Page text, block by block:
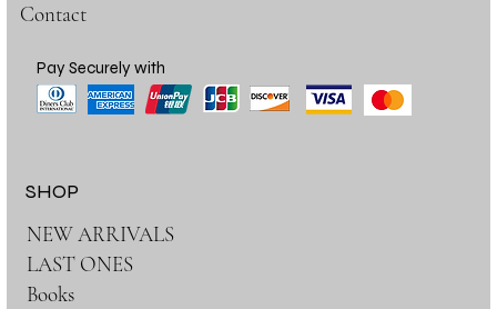
Contact
SHOP
NEW ARRIVALS
LAST ONES
Books
Pay Securely with